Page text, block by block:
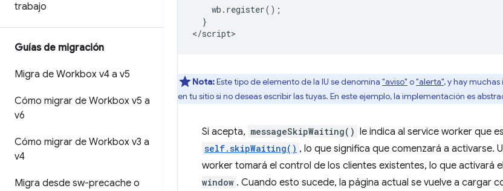
trabajo
Guías de migración
Migra de Workbox v4 a v5
Cómo migrar de Workbox v5 a
v6
Cómo migrar de Workbox v3 a
v4
Migra desde sw-precache o
    wb.register();
  }
Nota:Este tipo de elemento de la IU se denomina "aviso" o"alerta", y hay
en tu sitio si no deseas escribir las tuyas. En este ejemplo, la implementación es
Si acepta, messageSkipWaiting() le indica al service worker que
self.skipWaiting() , lo que significa que comenzará a activarse.
worker tomará el control de los clientes existentes, lo que activará
window . Cuando esto sucede, la página actual se vuelve a cargar